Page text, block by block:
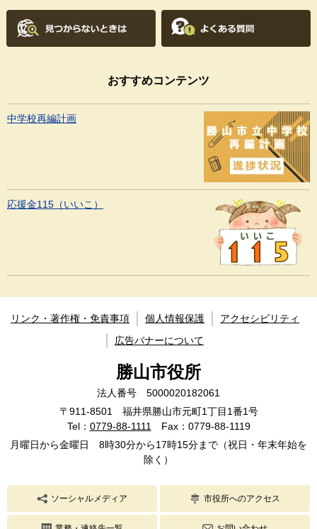
おすすめコンテンツ
中学校再編計画
応援金115（いいこ）
リンク・著作権・免責事項 個人情報保護
アクセシビリティ
広告バナーについて
勝山市役所
法人番号 5000020182061
〒911-8501 福井県勝山市元町1丁目1番1号
Tel： 0779-88-1111
Fax：0779-88-1119
月曜日から金曜日 8時30分から17時15分まで（祝日・年末年始を
除く）
ソーシャルメディア 市役所へのアクセス